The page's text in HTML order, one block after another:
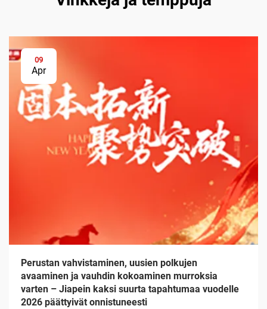
09
Apr
Perustan vahvistaminen, uusien polkujen
avaaminen ja vauhdin kokoaminen murroksia
varten – Jiapein kaksi suurta tapahtumaa vuodelle
2026 päättyivät onnistuneesti